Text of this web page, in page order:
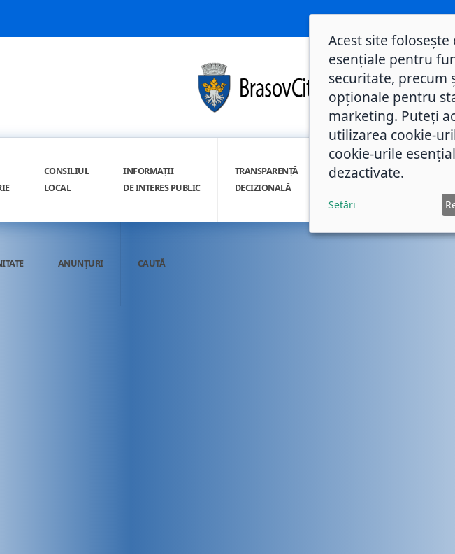
CONSILIUL
LOCAL
INFORMAȚII
DE INTERES PUBLIC
TRANSPARENȚĂ
DECIZIONALĂ
INTEGRITATE
ANUNȚURI CAUTĂ
Acest site folosește
esențiale pentru
securitate, precum
opționale pentru
marketing. Puteți
utilizarea cookie-
cookie-urile
dezactivate.
Setări